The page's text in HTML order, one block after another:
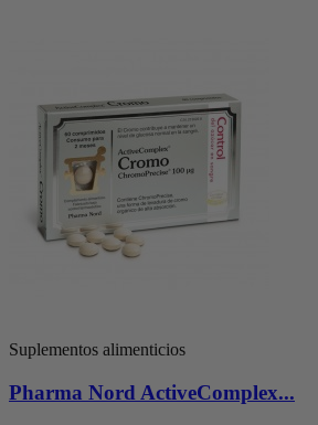
Suplementos alimenticios
Pharma Nord ActiveComplex...